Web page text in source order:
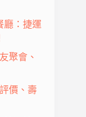
廳：捷運
聚會、
價、壽